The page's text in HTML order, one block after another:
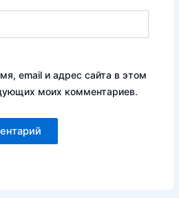
email и адрес сайта в этом
моих комментариев.